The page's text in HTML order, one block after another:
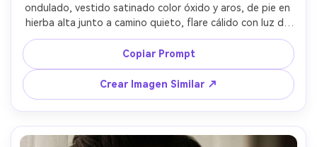
ondulado, vestido satinado color óxido y aros, de pie en
hierba alta junto a camino quieto, flare cálido con luz de
borde sutil, bokeh f/1.4 de 85mm, encuadre pecho arriba,
ambiente luminoso y coqueto, textura fotorealista de
piel, sombras naturales, gradación cinematográfica, alta
resolución --ar 4:5
Copiar Prompt
Crear Imagen Similar ↗